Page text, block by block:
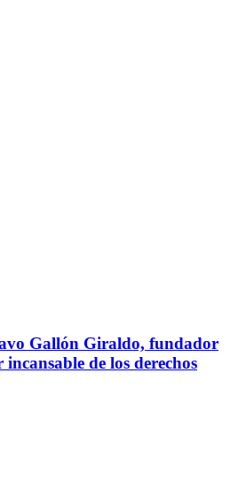
Gallón Giraldo, fundador
de los derechos